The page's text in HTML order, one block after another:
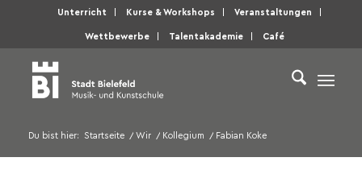
Unterricht Kurse & Workshops Veranstaltungen
Wettbewerbe Talentakademie Café
Du bist hier: Startseite / Wir / Kollegium / Fabian Koke